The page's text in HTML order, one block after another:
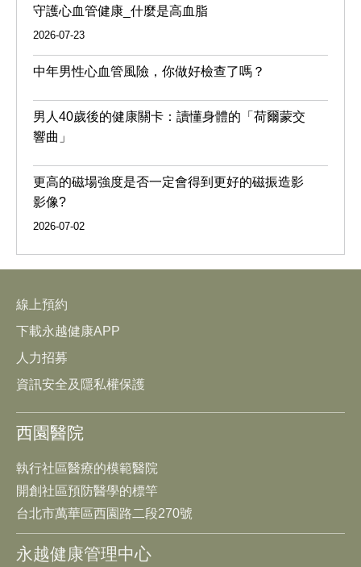
守護心血管健康_什麼是高血脂
2026-07-23
中年男性心血管風險，你做好檢查了嗎？
男人40歲後的健康關卡：讀懂身體的「荷爾蒙交
響曲」
更高的磁場強度是否一定會得到更好的磁振造影
影像?
2026-07-02
線上預約
下載永越健康APP
人力招募
資訊安全及隱私權保護
西園醫院
執行社區醫療的模範醫院
開創社區預防醫學的標竿
台北市萬華區西園路二段270號
永越健康管理中心